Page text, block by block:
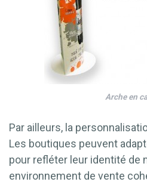
Arche en
Par ailleurs, la
Les boutiques peuvent
pour refléter leur identité de
environnement de vente